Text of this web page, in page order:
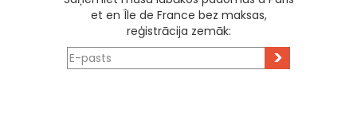
et en Île de France bez maksas,
reģistrācija zemāk:
>